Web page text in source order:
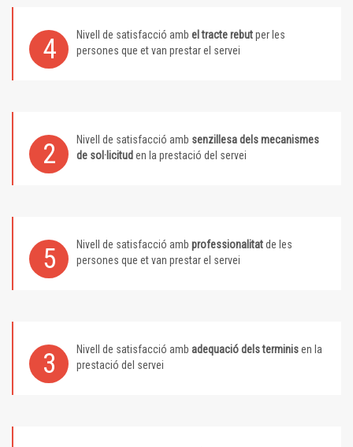
4 Nivell de satisfacció amb el tracte rebutper les
persones que et van prestar el servei
2 Nivell de satisfacció amb senzillesa dels mecanismes
de sol·licitud en la prestació del servei
5 Nivell de satisfacció amb professionalitatde les
persones que et van prestar el servei
3 Nivell de satisfacció amb adequació dels terminisen la
prestació del servei